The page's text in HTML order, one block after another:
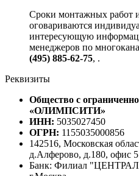
Сроки монтажных работ
оговариваются
интересующую
менеджеров по
(495) 885-62-75, .
Реквизиты
Общество с
«ОЛИМПСИТИ»
ИНН: 5035027450
ОГРН: 1155035000856
142516, Московская
д.Алферово, д.180, офис 5
Банк: Филиал